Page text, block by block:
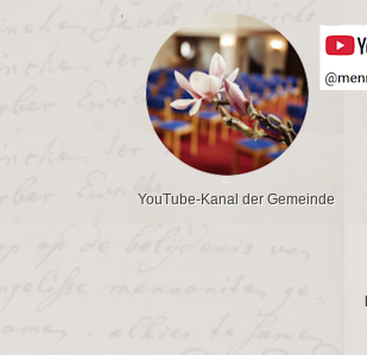
YouTube-Kanal der Gemeinde